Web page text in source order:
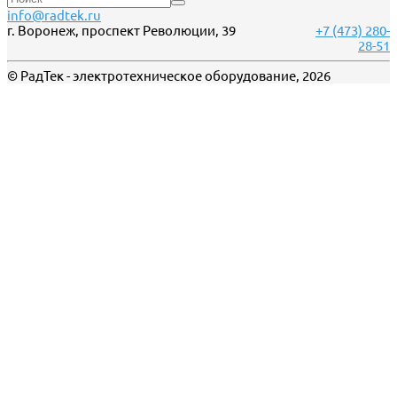
info@radtek.ru
г. Воронеж, проспект Революции, 39
+7 (473) 280-
28-51
© РадТек - электротехническое оборудование, 2026